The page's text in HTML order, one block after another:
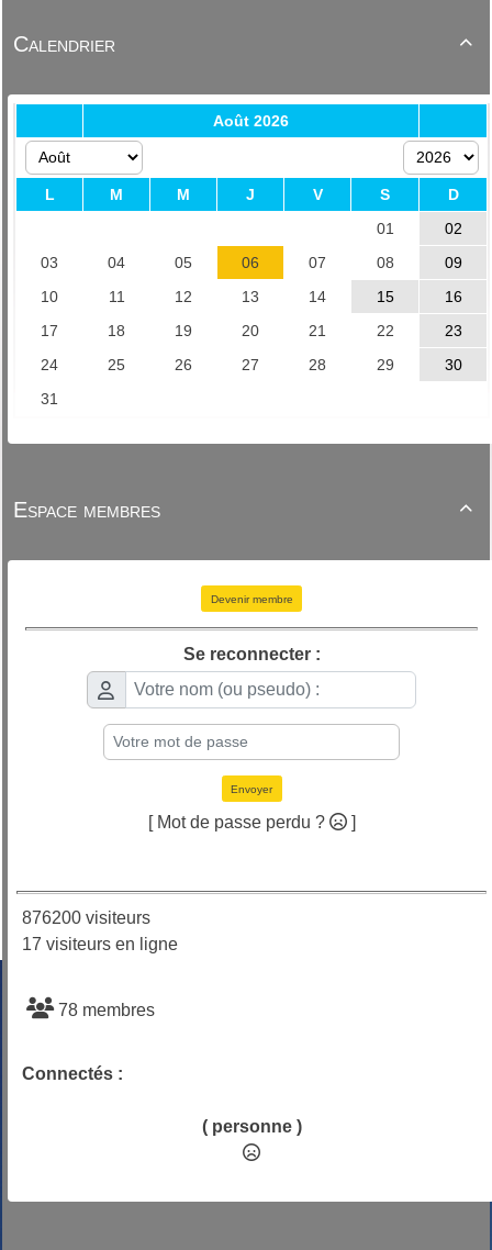

Calendrier

Espace membres
Devenir membre
Se reconnecter :
Envoyer
[ Mot de passe perdu ? ]
876200 visiteurs
17 visiteurs en ligne
78 membres
Connectés :
( personne )